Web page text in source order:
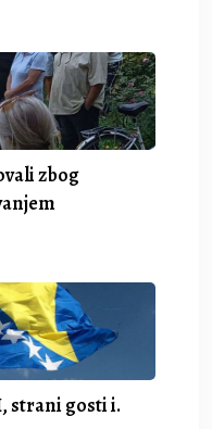
zbog
strani gosti i.